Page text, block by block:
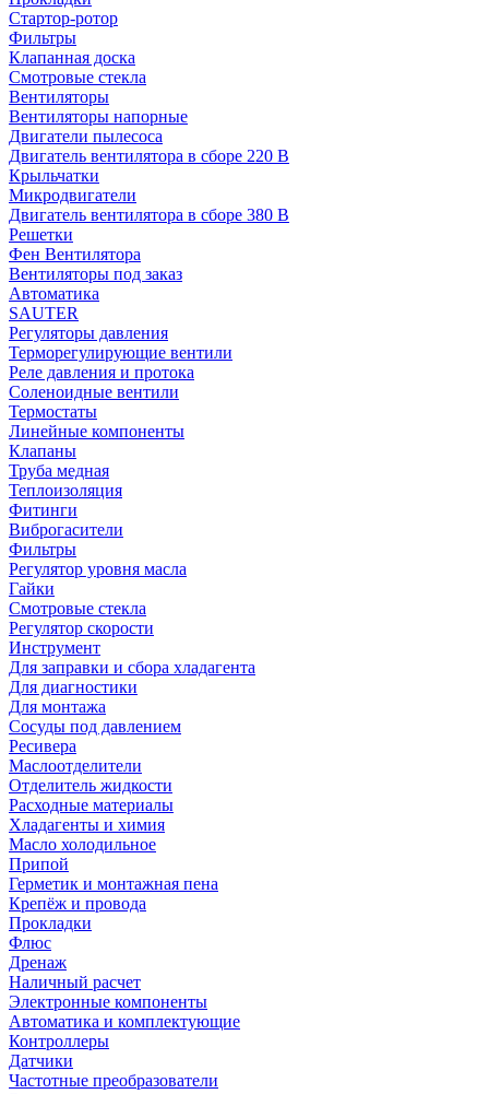
Стартор-ротор
Фильтры
Клапанная доска
Смотровые стекла
Вентиляторы
Вентиляторы напорные
Двигатели пылесоса
Двигатель вентилятора в сборе 220 В
Крыльчатки
Микродвигатели
Двигатель вентилятора в сборе 380 В
Решетки
Фен Вентилятора
Вентиляторы под заказ
Автоматика
SAUTER
Регуляторы давления
Терморегулирующие вентили
Реле давления и протока
Соленоидные вентили
Термостаты
Линейные компоненты
Клапаны
Труба медная
Теплоизоляция
Фитинги
Виброгасители
Фильтры
Регулятор уровня масла
Гайки
Смотровые стекла
Регулятор скорости
Инструмент
Для заправки и сбора хладагента
Для диагностики
Для монтажа
Сосуды под давлением
Ресивера
Маслоотделители
Отделитель жидкости
Расходные материалы
Хладагенты и химия
Масло холодильное
Припой
Герметик и монтажная пена
Крепёж и провода
Прокладки
Флюс
Дренаж
Наличный расчет
Электронные компоненты
Автоматика и комплектующие
Контроллеры
Датчики
Частотные преобразователи